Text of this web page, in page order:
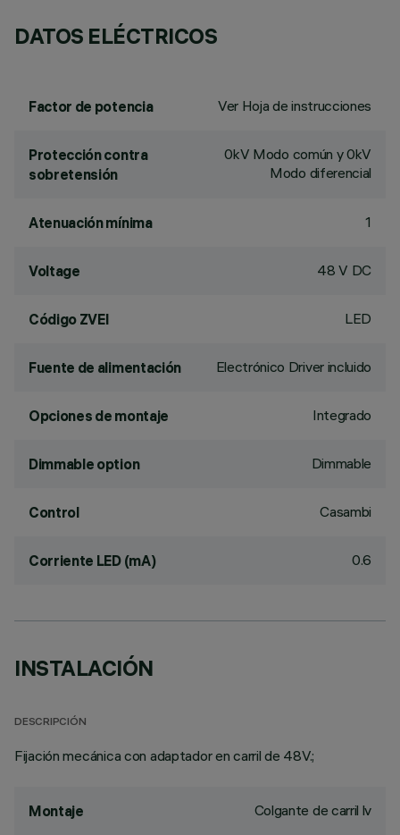
DATOS ELÉCTRICOS
Factor de potencia Ver Hoja de instrucciones
Protección contra
sobretensión
0kV Modo común y 0kV
Modo diferencial
Atenuación mínima 1
Voltage 48 V DC
Código ZVEI LED
Fuente de alimentación Electrónico Driver incluido
Opciones de montaje Integrado
Dimmable option Dimmable
Control Casambi
Corriente LED (mA) 0.6
INSTALACIÓN
DESCRIPCIÓN
Fijación mecánica con adaptador en carril de 48V.;
Montaje Colgante de carril lv